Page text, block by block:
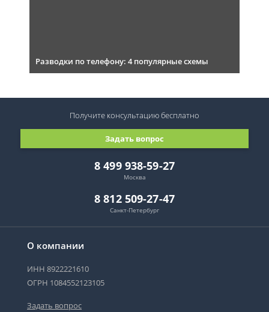
Разводки по телефону: 4 популярные схемы
О компании
ИНН 8922221610
ОГРН 1084552123105
Задать вопрос
8 499 938-59-27
Москва
8 812 509-27-47
Санкт-Петербург
Задать вопрос
Получите консультациюбесплатно